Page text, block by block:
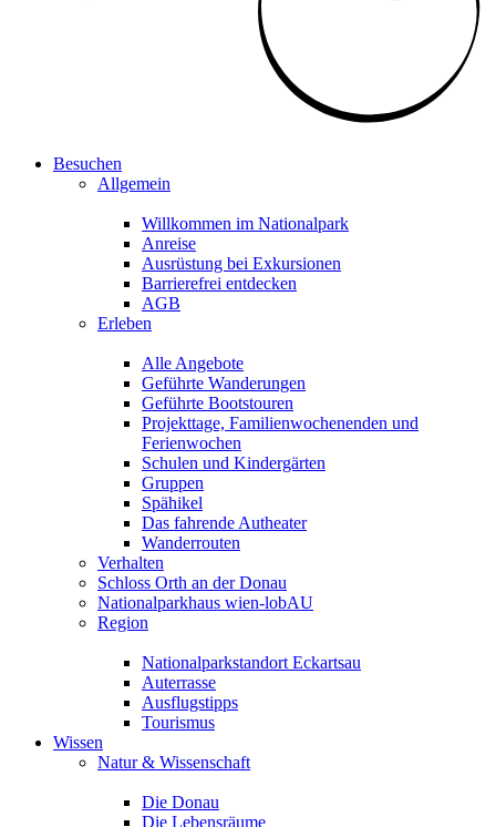
Besuchen
Allgemein
Willkommen im Nationalpark
Anreise
Ausrüstung bei Exkursionen
Barrierefrei entdecken
AGB
Erleben
Alle Angebote
Geführte Wanderungen
Geführte Bootstouren
Projekttage, Familienwochenenden und
Ferienwochen
Schulen und Kindergärten
Gruppen
Spähikel
Das fahrende Autheater
Wanderrouten
Verhalten
Schloss Orth an der Donau
Nationalparkhaus wien-lobAU
Region
Nationalparkstandort Eckartsau
Auterrasse
Ausflugstipps
Tourismus
Wissen
Natur & Wissenschaft
Die Donau
Die Lebensräume